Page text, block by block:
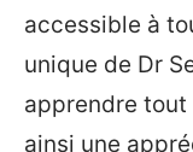
accessible à
unique de Dr
apprendre tout
ainsi une